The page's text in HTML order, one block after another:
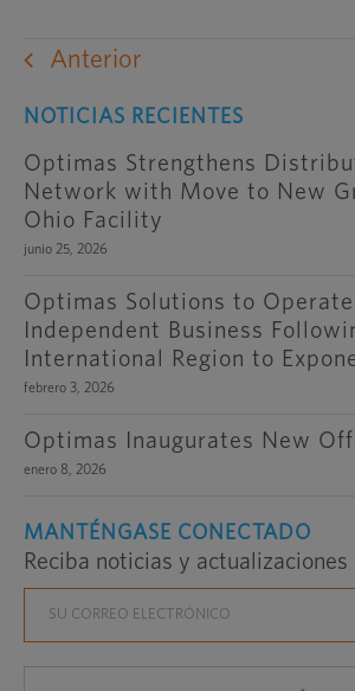
Anterior
NOTICIAS RECIENTES
Optimas Strengthens
Network with Move to New
Ohio Facility
junio 25, 2026
Optimas Solutions to Operate
Independent Business
International Region to
febrero 3, 2026
Optimas Inaugurates New
enero 8, 2026
MANTÉNGASE CONECTADO
Reciba noticias y actualizaciones